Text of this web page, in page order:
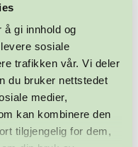
gi innhold og
sosiale
trafikken vår. Vi deler
du bruker nettstedet
medier,
kan kombinere den
tilgjengelig for dem,